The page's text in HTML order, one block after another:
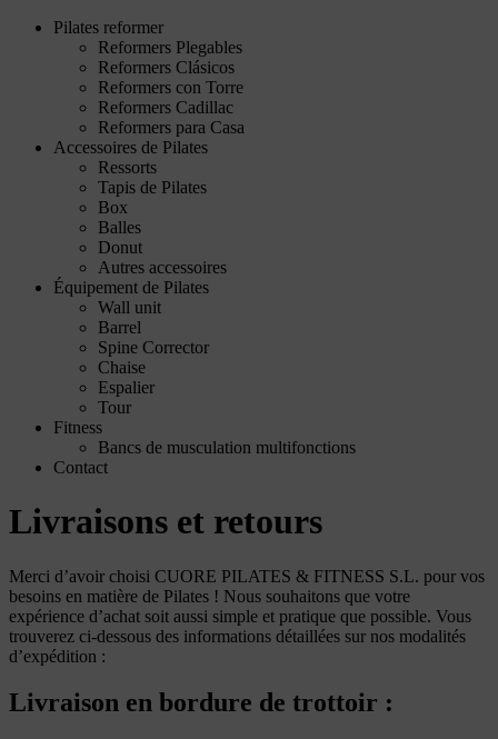
Pilates reformer
Reformers Plegables
Reformers Clásicos
Reformers con Torre
Reformers Cadillac
Reformers para Casa
Accessoires de Pilates
Ressorts
Tapis de Pilates
Box
Balles
Donut
Autres accessoires
Équipement de Pilates
Wall unit
Barrel
Spine Corrector
Chaise
Espalier
Tour
Fitness
Bancs de musculation multifonctions
Contact
Livraisons et retours
Merci d’avoir choisi CUORE PILATES & FITNESS S.L. pour vos
besoins en matière de Pilates ! Nous souhaitons que votre
expérience d’achat soit aussi simple et pratique que possible. Vous
trouverez ci-dessous des informations détaillées sur nos modalités
d’expédition :
Livraison en bordure de trottoir :